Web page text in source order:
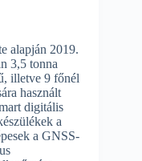
alapján 2019.
3,5 tonna
illetve 9 főnél
használt
digitális
a
a GNSS-